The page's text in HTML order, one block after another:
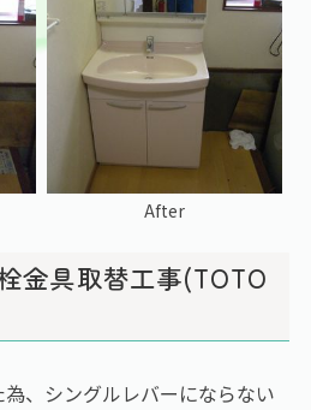
After
金具取替工事(TOTO
、シングルレバーにならない